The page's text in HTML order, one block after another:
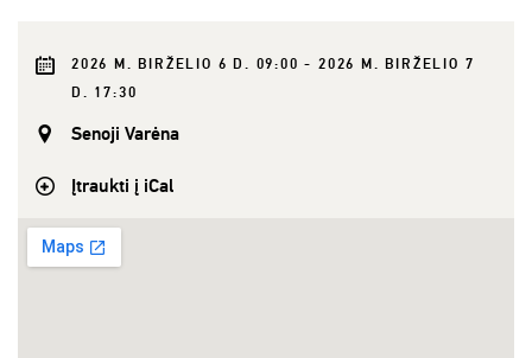
2026 M. BIRŽELIO 6 D. 09:00 - 2026 M. BIRŽELIO 7
D. 17:30
Senoji Varėna
Įtraukti į iCal